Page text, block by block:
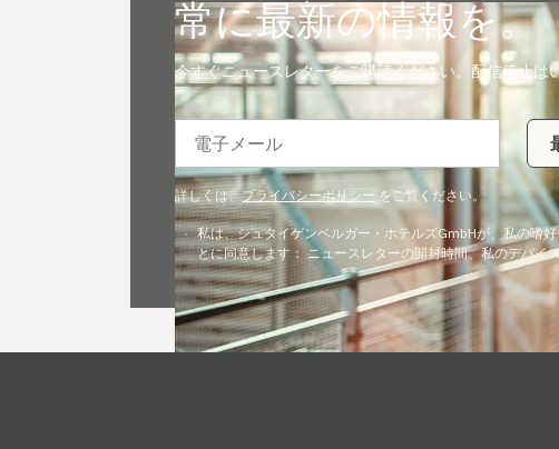
常に最新の情報を。
今すぐニュースレターをご購読ください。配信停止は
電子メール
詳しくは、プライバシーポリシー をご覧ください。
私は、シュタイゲンベルガー・ホテルズGmbHが、私の嗜
とに同意します： ニュースレターの開封時間、私のデバイ